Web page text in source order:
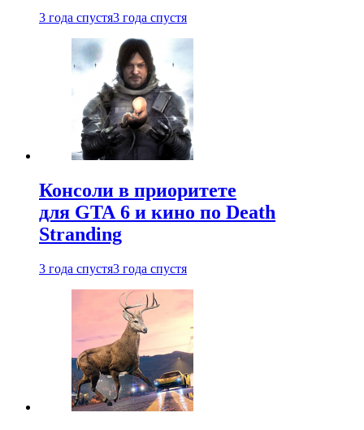
3 года спустя3 года спустя
Консоли в приоритете
для GTA 6 и кино по Death
Stranding
3 года спустя3 года спустя